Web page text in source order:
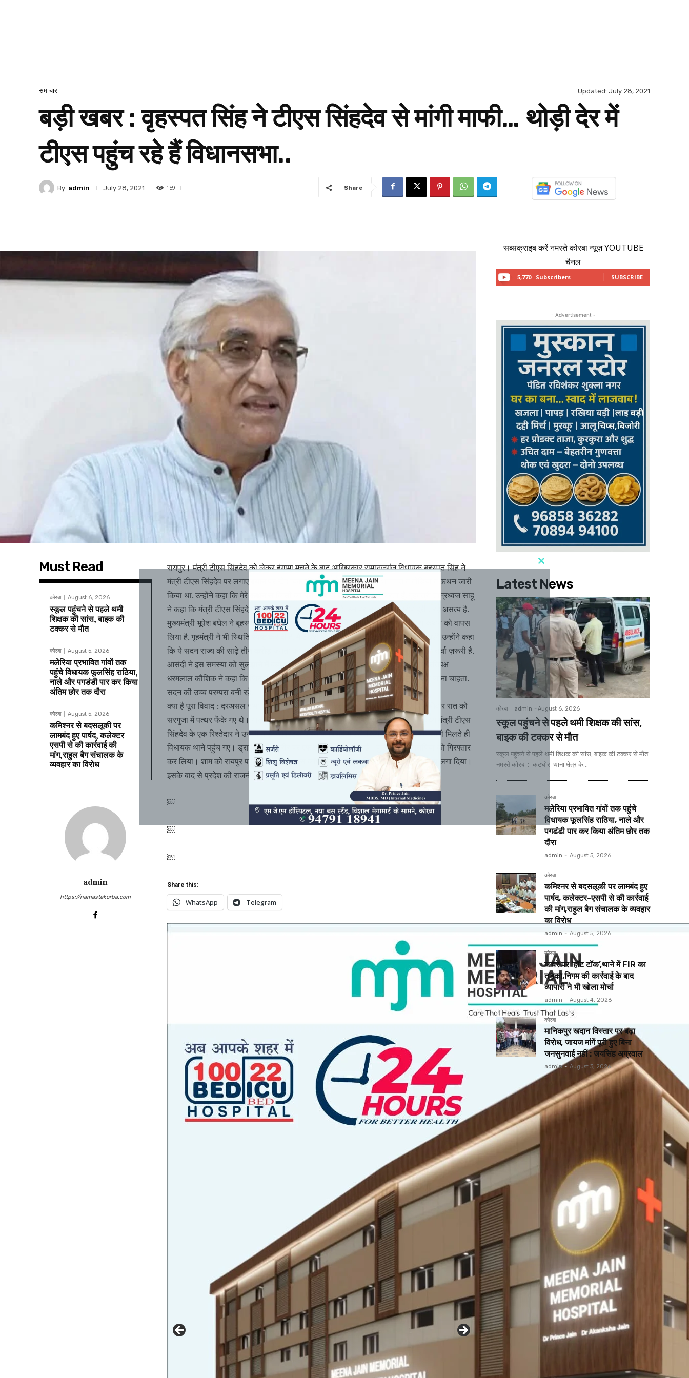
समाचार Updated: July 28, 2021
बड़ी खबर : वृहस्पत सिंह ने टीएस सिंहदेव से मांगी माफी… थोड़ी देर में
टीएस पहुंच रहे हैं विधानसभा..
By admin July 28, 2021 159 Share
Must Read
कोरबा August 6, 2026
स्कूल पहुंचने से पहले थमी
शिक्षक की सांस, बाइक की
टक्कर से मौत
कोरबा August 5, 2026
मलेरिया प्रभावित गांवों तक
पहुंचे विधायक फूलसिंह राठिया,
नाले और पगडंडी पार कर किया
अंतिम छोर तक दौरा
कोरबा August 5, 2026
कमिश्नर से बदसलूकी पर
लामबंद हुए पार्षद, कलेक्टर-
एसपी से की कार्रवाई की
मांग,राहुल बैग संचालक के
व्यवहार का विरोध
admin
https://namastekorba.com
रायपुर। मंत्री टीएस सिंहदेव को लेकर हंगामा मचने के बाद आखिरकार रामानुजगंज विधायक बृहस्पत सिंह ने
मंत्री टीएस सिंहदेव पर लगाए बयान पर खेद व्यक्त किया. उन्होंने कहा कि मैंने भावावेश में मीडिया में कथन जारी
किया था. उन्होंने कहा कि मेरे कथन से किसी को बुरा लगा हो तो मैं खेद व्यक्त करता हूँ. गृहमंत्री ताम्रध्वज साहू
ने कहा कि मंत्री टीएस सिंहदेव पर लगाये गये आरोप सही नहीं है. उन पर लगाये गये आरोप पूरी तरह असत्य है.
मुख्यमंत्री भूपेश बघेल ने बृहस्पत सिंह को धन्यवाद देते हुए कहा कि उन्होंने भावावेश में कहे गये कथन को वापस
लिया है. गृहमंत्री ने भी स्थिति स्पष्ट कर दी है. मैं टीएस सिंहदेव से भी बात करूँगा, वो सदन में आएंगे.उन्होंने कहा
कि ये सदन राज्य की साढ़े तीन करोड़ जनता का प्रतिनिधित्व करता है. सदन में बाक़ी मुद्दों पर भी चर्चा ज़रूरी है.
आसंदी ने इस समस्या को सुलझाने में बड़ी भूमिका निभाई उसकी मैं प्रशंसा करता हूँ. वहीं नेता प्रतिपक्ष
धरमलाल कौशिक ने कहा कि जिन कारणों से जैसी भी परिस्थिति बनी उन कारणों पर अब मैं नहीं जाना चाहता.
सदन की उच्च परम्परा बनी रहे.
क्या है पूरा विवाद : दरअसल रामानुजगंज विधायक बृहस्पत सिंह के काफिले की एक गाड़ी पर शनिवार रात को
सरगुजा में पत्थर फेंके गए थे। गाड़ी के ड्राइवर और गार्ड से बदसलूकी हुई। आरोप है कि स्वास्थ्य मंत्री टीएस
सिंहदेव के एक रिश्तेदार ने उनकी गाड़ी ओवरटेक करने के विवाद में ऐसा किया। घटना की जानकारी मिलते ही
विधायक थाने पहुंच गए। ड्राइवर की तहरीर पर एफआईआर लिख ली गई। पुलिस ने 3 आरोपियों को गिरफ्तार
कर लिया। शाम को रायपुर पहुंचे विधायक ने प्रेस कॉफ्रेंस कर टीएस सिंहदेव पर हमले का आरोप लगा दिया।
इसके बाद से प्रदेश की राजनीति गरमा गई।
￼
￼
￼
Share this:
WhatsApp Telegram
सब्सक्राइब करें नमस्ते कोरबा न्यूज़ YOUTUBE
चैनल
5,770 Subscribers SUBSCRIBE
- Advertisement -
Latest News
कोरबा admin August 6, 2026
स्कूल पहुंचने से पहले थमी शिक्षक की सांस,
बाइक की टक्कर से मौत
स्कूल पहुंचने से पहले थमी शिक्षक की सांस, बाइक की टक्कर से मौत
नमस्ते कोरबा :- कटघोरा थाना क्षेत्र के...
कोरबा
मलेरिया प्रभावित गांवों तक पहुंचे
विधायक फूलसिंह राठिया, नाले और
पगडंडी पार कर किया अंतिम छोर तक
दौरा
admin - August 5, 2026
कोरबा
कमिश्नर से बदसलूकी पर लामबंद हुए
पार्षद, कलेक्टर-एसपी से की कार्रवाई
की मांग,राहुल बैग संचालक के व्यवहार
का विरोध
admin - August 5, 2026
कोरबा
कचरे पर ‘हॉट टॉक’,थाने में FIR का
तड़का,निगम की कार्रवाई के बाद
व्यापारी ने भी खोला मोर्चा
admin - August 4, 2026
कोरबा
मानिकपुर खदान विस्तार पर बढ़ा
विरोध, जायज मांगें पूरी हुए बिना
जनसुनवाई नहीं : जयसिंह अग्रवाल
admin - August 3, 2026